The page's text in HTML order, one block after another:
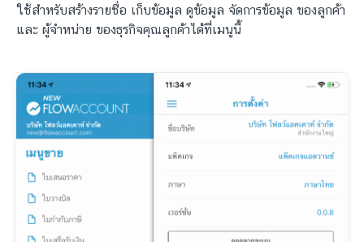
ใช้สำหรับสร้างรายชื่อ เก็บข้อมูล ดูข้อมูล จัดการข้อมูล ของลูกค้า
และ ผู้จำหน่าย ของธุรกิจคุณลูกค้าได้ที่เมนูนี้